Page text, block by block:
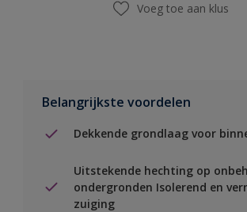
Voeg toe aan klus
Belangrijkste voordelen
Dekkende grondlaag voor
Uitstekende hechting op
ondergronden Isolerend en
zuiging